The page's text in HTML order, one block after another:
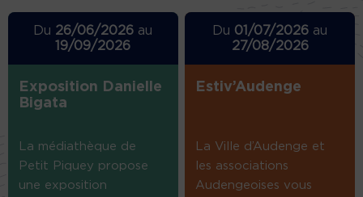
Du 26/06/2026 au
19/09/2026
Exposition Danielle
Bigata
La médiathèque de
Petit Piquey propose
une exposition
Du 01/07/2026 au
27/08/2026
Estiv’Audenge
La Ville d’Audenge et
les associations
Audengeoises vous